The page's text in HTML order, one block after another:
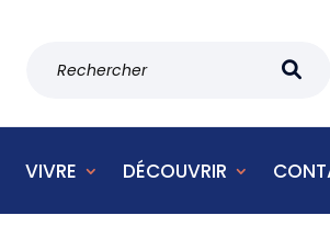
VIVRE DÉCOUVRIR